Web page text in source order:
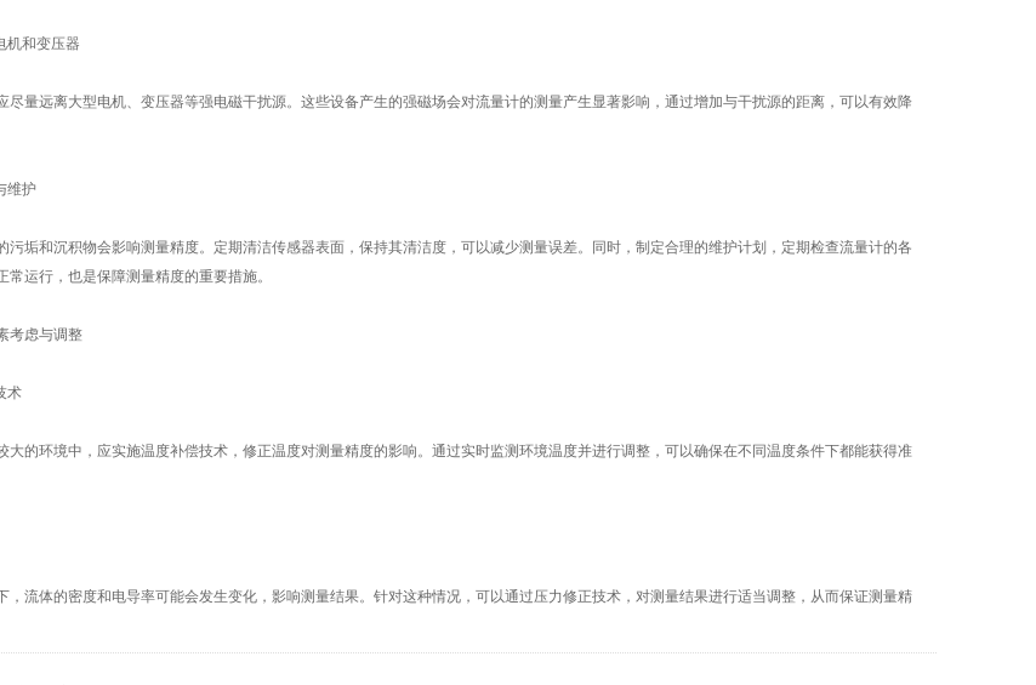
和变压器
量远离大型电机、变压器等强电磁干扰源。这些设备产生的强磁场会对流量计的测量产生显著影响，通过增加与干扰源的距离，可以有效降
护
垢和沉积物会影响测量精度。定期清洁传感器表面，保持其清洁度，可以减少测量误差。同时，制定合理的维护计划，定期检查流量计的各
常运行，也是保障测量精度的重要措施。
虑与调整
术
的环境中，应实施温度补偿技术，修正温度对测量精度的影响。通过实时监测环境温度并进行调整，可以确保在不同温度条件下都能获得准
流体的密度和电导率可能会发生变化，影响测量结果。针对这种情况，可以通过压力修正技术，对测量结果进行适当调整，从而保证测量精